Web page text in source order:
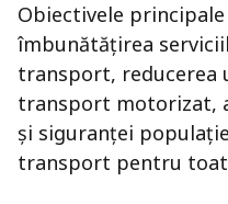
Obiectivele
îmbunătățirea
transport, reducerea
transport motorizat,
și siguranței
transport pentru